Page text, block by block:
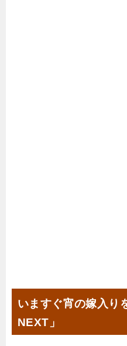
いますぐ宵の嫁入り
NEXT」